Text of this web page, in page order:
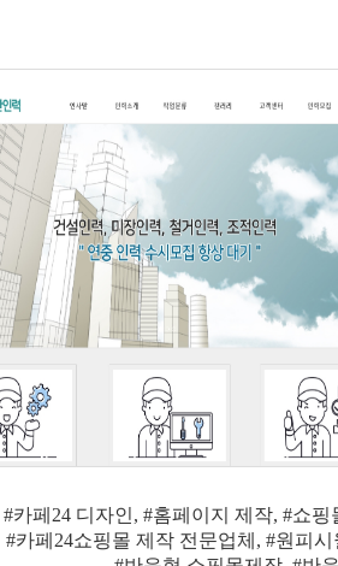
#카페24 디자인, #홈페이지 제작, #쇼
#카페24쇼핑몰 제작 전문업체, #원피